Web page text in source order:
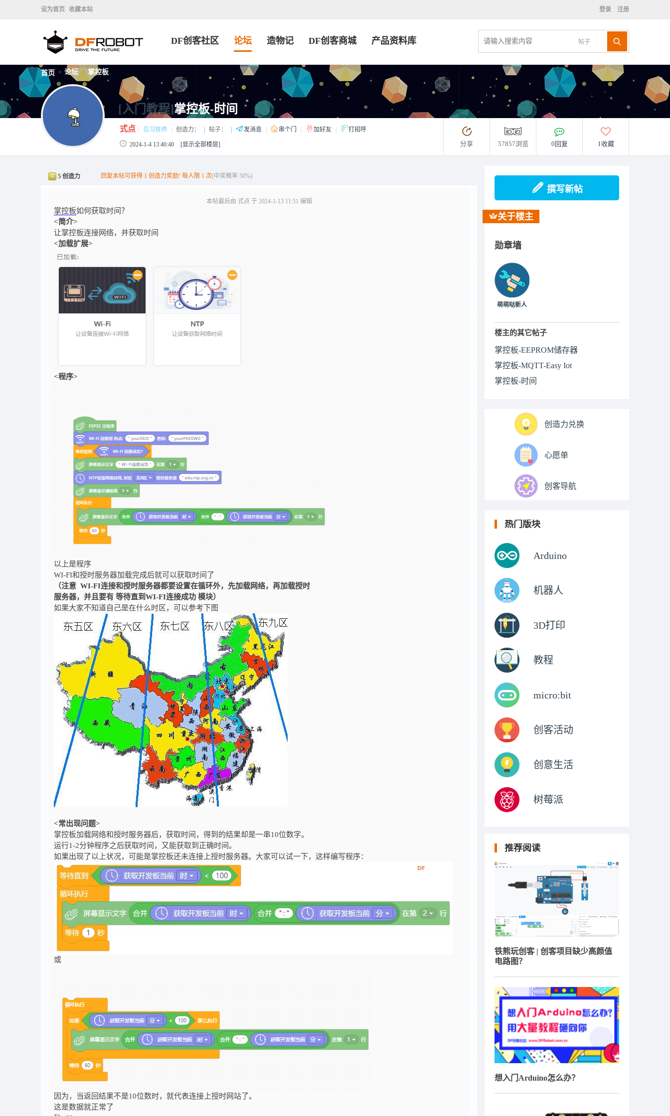
设为首页 收藏本站 登录 注册
帖子
DF创客社区 论坛 造物记 DF创客商城 产品资料库
首页 > 论坛 > 掌控板
[入门教程]掌控板-时间
式点 见习技师 创造力： 帖子： 发消息 串个门 加好友 打招呼
2024-1-4 13:40:40 [显示全部楼层] 分享 57857浏览 0回复 1收藏
5 创造力 回复本帖可获得 1 创造力奖励! 每人限 1 次(中奖概率 50%)
本帖最后由 式点 于 2024-1-13 11:51 编辑
掌控板如何获取时间？
<简介>
让掌控板连接网络，并获取时间
<加载扩展>
<程序>
以上是程序
WI-FI和授时服务器加载完成后就可以获取时间了
（注意 WI-FI连接和授时服务器都要设置在循环外，先加载网络，再加载授时
服务器，并且要有 等待直到WI-FI连接成功 模块）
如果大家不知道自己是在什么时区，可以参考下图
<常出现问题>
掌控板加载网络和授时服务器后，获取时间，得到的结果却是一串10位数字。
运行1-2分钟程序之后获取时间，又能获取到正确时间。
如果出现了以上状况，可能是掌控板还未连接上授时服务器。大家可以试一下，这样编写程序：
或
因为，当返回结果不是10位数时，就代表连接上授时网站了。
这是数据就正常了
撰写新帖
关于楼主
勋章墙
萌萌哒新人
楼主的其它帖子
掌控板-EEPROM储存器
掌控板-MQTT-Easy Iot
掌控板-时间
创造力兑换
心愿单
创客导航
热门版块
Arduino
机器人
3D打印
教程
micro:bit
创客活动
创意生活
树莓派
推荐阅读
铁熊玩创客 | 创客项目缺少高颜值
电路图？
想入门Arduino怎么办？